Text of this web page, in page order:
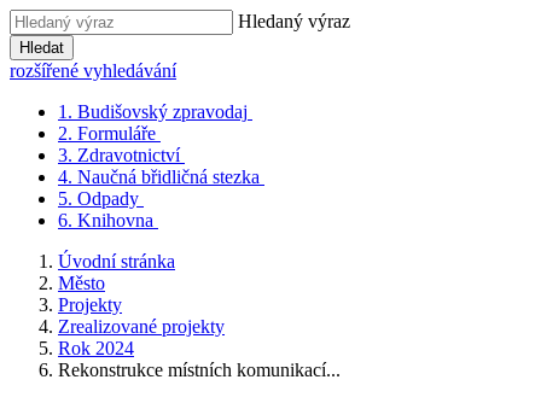
Hledaný výraz
Hledat
rozšířené vyhledávání
1. Budišovský zpravodaj
2. Formuláře
3. Zdravotnictví
4. Naučná břidličná stezka
5. Odpady
6. Knihovna
Úvodní stránka
Město
Projekty
Zrealizované projekty
Rok 2024
Rekonstrukce místních komunikací...